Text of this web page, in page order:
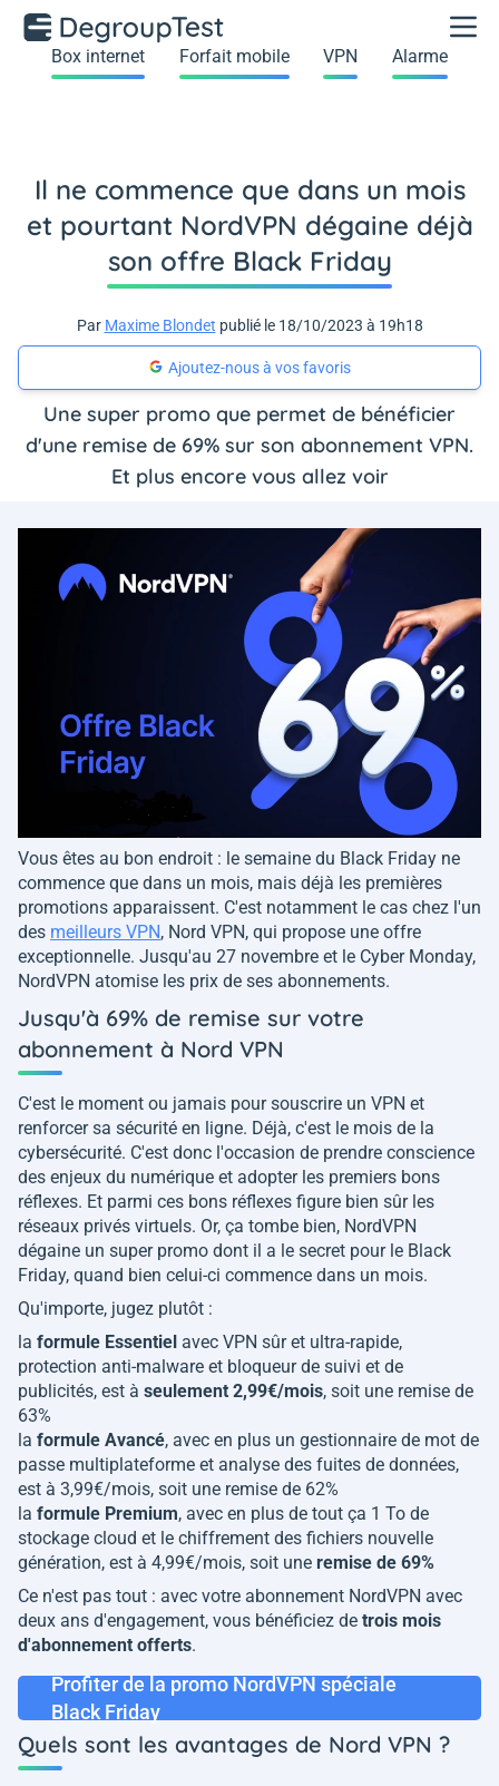
Box internet Forfait mobile VPN Alarme
Il ne commence que dans un mois
et pourtant NordVPN dégaine déjà
son offre Black Friday
Par Maxime Blondet publié le 18/10/2023 à 19h18
Ajoutez-nous à vos favoris
Une super promo que permet de bénéficier
d'une remise de 69% sur son abonnement VPN.
Et plus encore vous allez voir
Vous êtes au bon endroit : le semaine du Black Friday ne
commence que dans un mois, mais déjà les premières
promotions apparaissent. C'est notamment le cas chez l'un
des meilleurs VPN, Nord VPN, qui propose une offre
exceptionnelle. Jusqu'au 27 novembre et le Cyber Monday,
NordVPN atomise les prix de ses abonnements.
Jusqu'à 69% de remise sur votre
abonnement à Nord VPN
C'est le moment ou jamais pour souscrire un VPN et
renforcer sa sécurité en ligne. Déjà, c'est le mois de la
cybersécurité. C'est donc l'occasion de prendre conscience
des enjeux du numérique et adopter les premiers bons
réflexes. Et parmi ces bons réflexes figure bien sûr les
réseaux privés virtuels. Or, ça tombe bien, NordVPN
dégaine un super promo dont il a le secret pour le Black
Friday, quand bien celui-ci commence dans un mois.
Qu'importe, jugez plutôt :
la formule Essentiel avec VPN sûr et ultra-rapide,
protection anti-malware et bloqueur de suivi et de
publicités, est à seulement 2,99€/mois, soit une remise de
63%
la formule Avancé, avec en plus un gestionnaire de mot de
passe multiplateforme et analyse des fuites de données,
est à 3,99€/mois, soit une remise de 62%
la formule Premium, avec en plus de tout ça 1 To de
stockage cloud et le chiffrement des fichiers nouvelle
génération, est à 4,99€/mois, soit une remise de 69%
Ce n'est pas tout : avec votre abonnement NordVPN avec
deux ans d'engagement, vous bénéficiez de trois mois
d'abonnement offerts.
Profiter de la promo NordVPN spéciale
Black Friday
Quels sont les avantages de Nord VPN ?